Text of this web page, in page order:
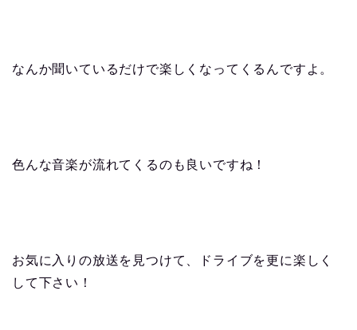
なんか聞いているだけで楽しくなってくるんですよ。
色んな音楽が流れてくるのも良いですね！
お気に入りの放送を見つけて、ドライブを更に楽しく
して下さい！